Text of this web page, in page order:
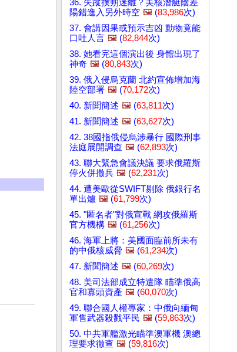
36. 失蹤撲朔迷離？美核潛艇陰差
陽錯進入另外時空 🖼️ (83,986次)
37. 會講因果或預示吉凶 動物竟能
口吐人言 🖼️ (82,844次)
38. 她看完這個演出後 身體出現了
神奇 🖼️ (80,843次)
39. 俄入侵烏克蘭 北約宣佈增加海
陸空部署 🖼️ (70,172次)
40. 新聞簡述 🖼️ (63,811次)
41. 新聞簡述 🖼️ (63,627次)
42. 38國指俄侵烏涉暴行 國際刑事
法庭展開調查 🖼️ (62,893次)
43. 聯大緊急會議決議 要求俄羅斯
停火併撤兵 🖼️ (62,231次)
44. 遭美歐從SWIFT剔除 俄銀行名
單出爐 🖼️ (61,799次)
45. "匿名者"對俄宣戰 網攻俄羅斯
官方機構 🖼️ (61,256次)
46. 海軍上將：美國面臨前所未有
的中俄核威脅 🖼️ (61,234次)
47. 新聞簡述 🖼️ (60,269次)
48. 美司法部成立特遣隊 瞄準俄高
官和寡頭資產 🖼️ (60,070次)
49. 聯合國人權專家：中俄向緬甸
軍售武器殺戮平民 🖼️ (59,863次)
50. 中共軍艦激光瞄準澳軍機 澳總
理要求徹查 🖼️ (59,816次)